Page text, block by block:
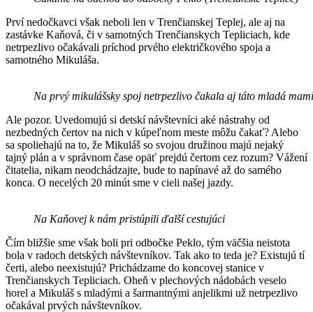
Prví nedočkavci však neboli len v Trenčianskej Teplej, ale aj na
zastávke Kaňová, či v samotných Trenčianskych Tepliciach, kde
netrpezlivo očakávali príchod prvého električkového spoja a
samotného Mikuláša.
Na prvý mikulášsky spoj netrpezlivo čakala aj táto mladá
Ale pozor. Uvedomujú si detskí návštevníci aké nástrahy od
nezbedných čertov na nich v kúpeľnom meste môžu čakať? Alebo
sa spoliehajú na to, že Mikuláš so svojou družinou majú nejaký
tajný plán a v správnom čase opäť prejdú čertom cez rozum? Vážení
čitatelia, nikam neodchádzajte, bude to napínavé až do samého
konca. O necelých 20 minút sme v cieli našej jazdy.
Na Kaňovej k nám pristúpili ďalší cestujúci
Čím bližšie sme však boli pri odbočke Peklo, tým väčšia neistota
bola v radoch detských návštevníkov. Tak ako to teda je? Existujú tí
čerti, alebo neexistujú? Prichádzame do koncovej stanice v
Trenčianskych Tepliciach. Oheň v plechových nádobách veselo
horel a Mikuláš s mladými a šarmantnými anjelikmi už netrpezlivo
očakával prvých návštevníkov.